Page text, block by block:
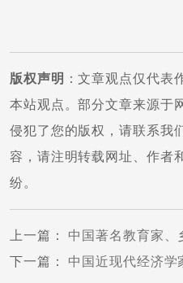
版权声明 ：文章观点仅代表
本站观点。部分文章来源于
侵犯了您的版权，请联系我
容，请注明转载网址、作者
纷。
上一篇 ： 中国著名教育家、
下一篇 ： 中国近现代经济学